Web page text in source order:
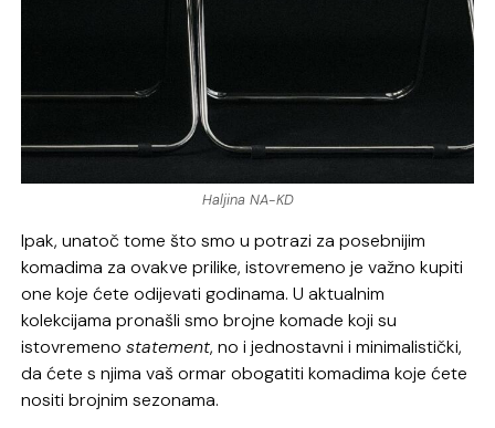
Haljina NA-KD
Ipak, unatoč tome što smo u potrazi za posebnijim
komadima za ovakve prilike, istovremeno je važno kupiti
one koje ćete odijevati godinama. U aktualnim
kolekcijama pronašli smo brojne komade koji su
istovremenostatement, no i jednostavni i minimalistički,
da ćete s njima vaš ormar obogatiti komadima koje ćete
nositi brojnim sezonama.